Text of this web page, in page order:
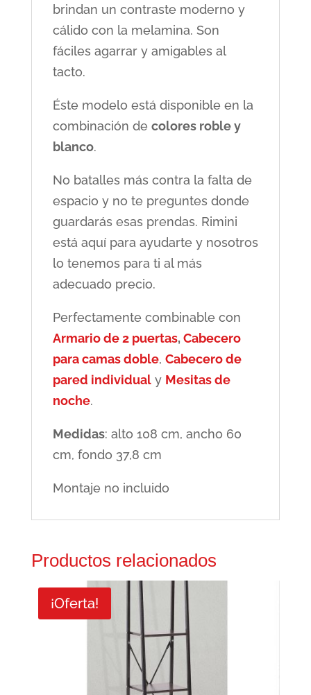
brindan un contraste moderno y
cálido con la melamina. Son
fáciles agarrar y amigables al
tacto.
Éste modelo está disponible en la
combinación de colores roble y
blanco.
No batalles más contra la falta de
espacio y no te preguntes donde
guardarás esas prendas. Rimini
está aquí para ayudarte y nosotros
lo tenemos para ti al más
adecuado precio.
Perfectamente combinable con
Armario de 2 puertas, Cabecero
para camas doble, Cabecero de
pared individualy Mesitas de
noche.
Medidas: alto 108 cm, ancho 60
cm, fondo 37,8 cm
Montaje no incluido
Productos relacionados
¡Oferta!